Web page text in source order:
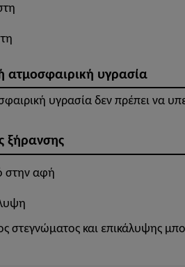
ατμοσφαιρική υγρασία
υγρασία δεν πρέπει να
ξήρανσης
στην αφή
στεγνώματος και επικάλυψης